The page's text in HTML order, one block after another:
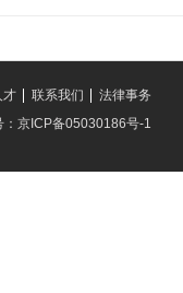
法律事务
联系我们
才
京ICP备05030186号-1